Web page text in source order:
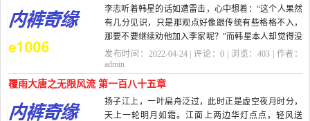
李志听着韩星的话如遭雷击，心中想着：“这个人果然
有几分见识，只是那观点好像跟传统有些格格不入，
那要不要继续劝他加入李家呢？”而韩星本人却觉得没
什么。‘...
发布时间：2022-04-24 | 评论：0 | 浏览：403 | 作者：
admin
覆雨大唐之无限风流 第一百八十五章
扬子江上，一叶扁舟泛过，此时正是虚空夜月时分，
天上一轮明月如霜。江面上两边华灯点点，轻风送